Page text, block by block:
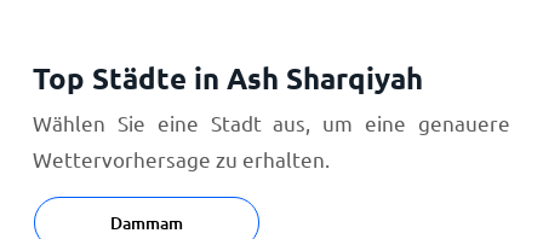
Top Städte in Ash Sharqiyah
Wählen Sie eine Stadt aus, um eine genauere
Wettervorhersage zu erhalten.
Dammam